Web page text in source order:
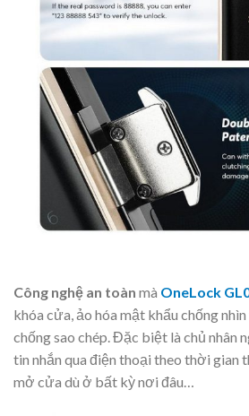
Công nghệ an toàn mà OneLock
khóa cửa, ảo hóa mật khẩu chống
chống sao chép. Đặc biệt là chủ nhân
tin nhắn qua điện thoại theo thời gian
mở cửa dù ở bất kỳ nơi đâu…